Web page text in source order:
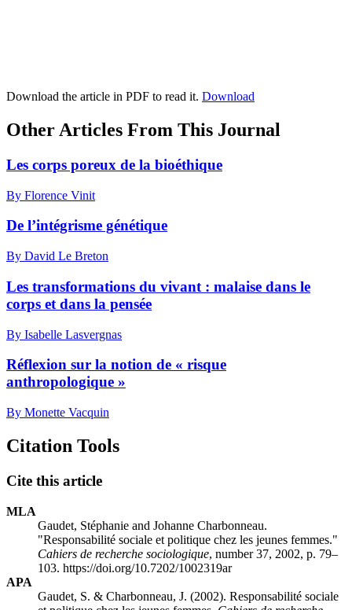
Download the article in PDF to read it. Download
Other Articles From This Journal
Les corps poreux de la bioéthique
By Florence Vinit
De l’intégrisme génétique
By David Le Breton
Les transformations du vivant : malaise dans le
corps et dans la pensée
By Isabelle Lasvergnas
Réflexion sur la notion de « risque
anthropologique »
By Monette Vacquin
Citation Tools
Cite this article
MLA
Gaudet, Stéphanie and Johanne Charbonneau.
"Responsabilité sociale et politique chez les jeunes femmes."
Cahiers de recherche sociologique, number 37, 2002, p. 79–
103. https://doi.org/10.7202/1002319ar
APA
Gaudet, S. & Charbonneau, J. (2002). Responsabilité sociale